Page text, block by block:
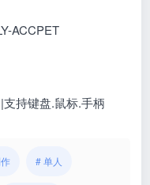
ACCPET
持键盘.鼠标.手柄
# 单人